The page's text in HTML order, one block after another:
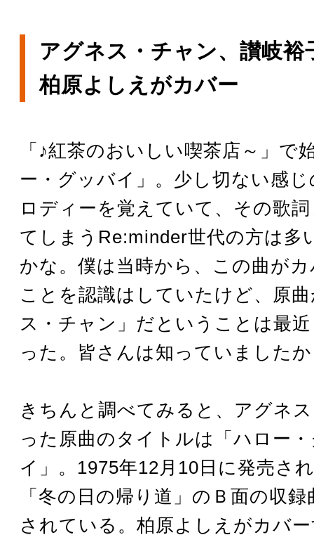
アグネス・チャン、讃岐裕
柏原よしえがカバー
「♪紅茶のおいしい喫茶店～」で
ー・グッバイ」。少し切ない感
ロディーを覚えていて、その歌
てしまうRe:minder世代の方は多
かな。僕は当時から、この曲が
ことを認識はしていたけど、原
ス・チャン」だということは最
った。皆さんは知っていました
きちんと調べてみると、アグネ
った原曲のタイトルは「ハロー
イ」。1975年12月10日に発売さ
「冬の日の帰り道」のＢ面の収
されている。柏原よしえがカバ